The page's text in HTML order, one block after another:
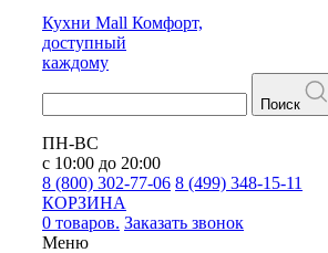
Кухни Mall Комфорт,
доступный
каждому
Поиск
ПН-ВС
с 10:00 до 20:00
8 (800) 302-77-06 8 (499) 348-15-11
КОРЗИНА
0 товаров. Заказать звонок
Меню